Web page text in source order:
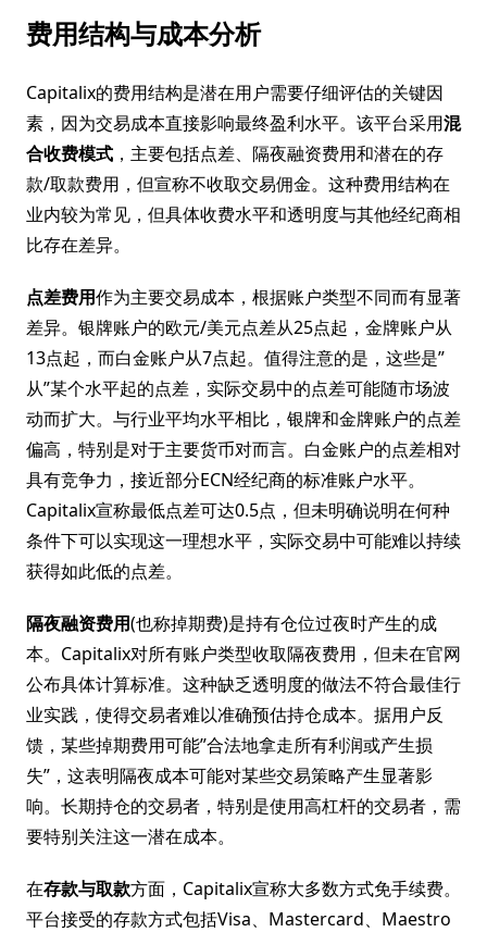
费用结构与成本分析
Capitalix的费用结构是潜在用户需要仔细评估的关键因
素，因为交易成本直接影响最终盈利水平。该平台采用混
合收费模式 ，主要包括点差、隔夜融资费用和潜在的存
款/取款费用，但宣称不收取交易佣金。这种费用结构在
业内较为常见，但具体收费水平和透明度与其他经纪商相
比存在差异。
点差费用作为主要交易成本，根据账户类型不同而有显著
差异。银牌账户的欧元/美元点差从25点起，金牌账户从
13点起，而白金账户从7点起。值得注意的是，这些是”
从”某个水平起的点差，实际交易中的点差可能随市场波
动而扩大。与行业平均水平相比，银牌和金牌账户的点差
偏高，特别是对于主要货币对而言。白金账户的点差相对
具有竞争力，接近部分ECN经纪商的标准账户水平。
Capitalix宣称最低点差可达0.5点，但未明确说明在何种
条件下可以实现这一理想水平，实际交易中可能难以持续
获得如此低的点差。
隔夜融资费用(也称掉期费)是持有仓位过夜时产生的成
本。Capitalix对所有账户类型收取隔夜费用，但未在官网
公布具体计算标准。这种缺乏透明度的做法不符合最佳行
业实践，使得交易者难以准确预估持仓成本。据用户反
馈，某些掉期费用可能”合法地拿走所有利润或产生损
失”，这表明隔夜成本可能对某些交易策略产生显著影
响。长期持仓的交易者，特别是使用高杠杆的交易者，需
要特别关注这一潜在成本。
在存款与取款方面，Capitalix宣称大多数方式免手续费。
平台接受的存款方式包括Visa、Mastercard、Maestro